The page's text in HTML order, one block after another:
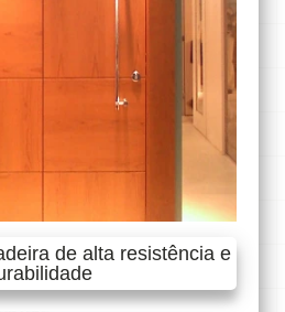
de alta resistência e